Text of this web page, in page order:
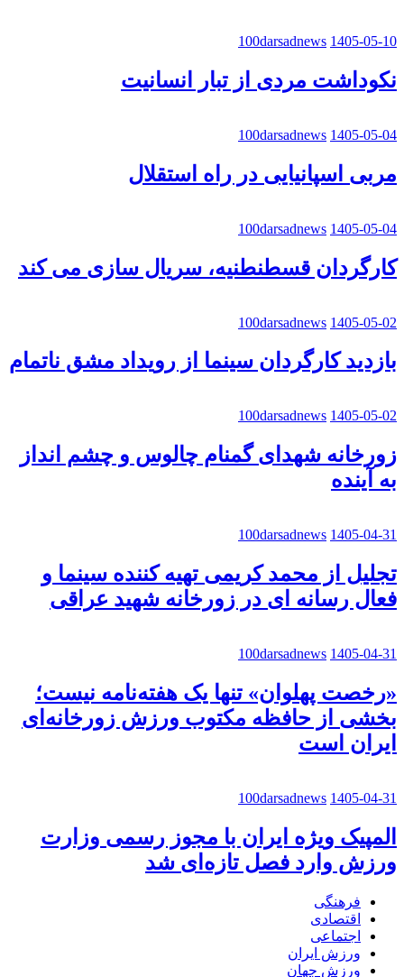
100darsadnews 1405-05-10
نکوداشت مردی از تبار انسانیت
100darsadnews 1405-05-04
مربی اسپانیایی در راه استقلال
100darsadnews 1405-05-04
کارگردان قسطنطنیه، سریال سازی می کند
100darsadnews 1405-05-02
بازدید کارگردان سینما از رویداد مشق ناتمام
100darsadnews 1405-05-02
زورخانه شهدای گمنام چالوس و چشم انداز
به آینده
100darsadnews 1405-04-31
تجلیل از محمد کریمی تهیه کننده سینما و
فعال رسانه ای در زورخانه شهید عراقی
100darsadnews 1405-04-31
«رخصت پهلوان» تنها یک هفته‌نامه نیست؛
بخشی از حافظه مکتوب ورزش زورخانه‌ای
ایران است
100darsadnews 1405-04-31
المپیک ویژه ایران با مجوز رسمی وزارت
ورزش وارد فصل تازه‌ای شد
فرهنگی
اقتصادی
اجتماعی
ورزش ایران
ورزش جهان